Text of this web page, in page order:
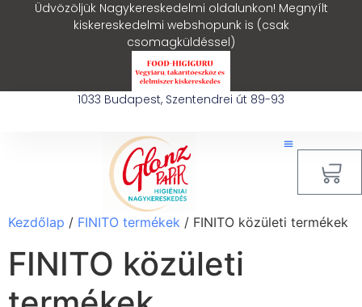
Üdvözöljük Nagykereskedelmi oldalunkon! Megnyílt
kiskereskedelmi webshopunk is (csak
csomagküldéssel)
1033 Budapest, Szentendrei út 89-93
Kezdőlap / FINITO termékek / FINITO közületi termékek
FINITO közületi